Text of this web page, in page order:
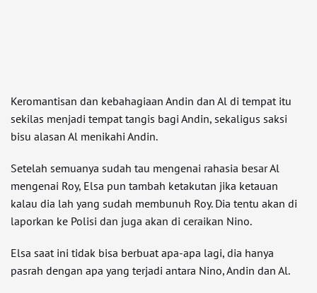
Keromantisan dan kebahagiaan Andin dan Al di tempat itu
sekilas menjadi tempat tangis bagi Andin, sekaligus saksi
bisu alasan Al menikahi Andin.
Setelah semuanya sudah tau mengenai rahasia besar Al
mengenai Roy, Elsa pun tambah ketakutan jika ketauan
kalau dia lah yang sudah membunuh Roy. Dia tentu akan di
laporkan ke Polisi dan juga akan di ceraikan Nino.
Elsa saat ini tidak bisa berbuat apa-apa lagi, dia hanya
pasrah dengan apa yang terjadi antara Nino, Andin dan Al.